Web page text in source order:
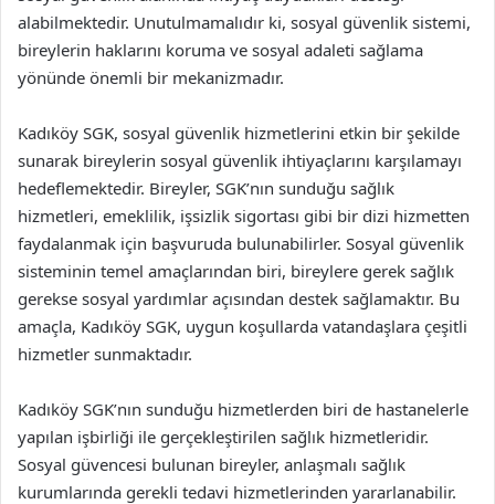
alabilmektedir. Unutulmamalıdır ki, sosyal güvenlik sistemi,
bireylerin haklarını koruma ve sosyal adaleti sağlama
yönünde önemli bir mekanizmadır.
Kadıköy SGK, sosyal güvenlik hizmetlerini etkin bir şekilde
sunarak bireylerin sosyal güvenlik ihtiyaçlarını karşılamayı
hedeflemektedir. Bireyler, SGK’nın sunduğu sağlık
hizmetleri, emeklilik, işsizlik sigortası gibi bir dizi hizmetten
faydalanmak için başvuruda bulunabilirler. Sosyal güvenlik
sisteminin temel amaçlarından biri, bireylere gerek sağlık
gerekse sosyal yardımlar açısından destek sağlamaktır. Bu
amaçla, Kadıköy SGK, uygun koşullarda vatandaşlara çeşitli
hizmetler sunmaktadır.
Kadıköy SGK’nın sunduğu hizmetlerden biri de hastanelerle
yapılan işbirliği ile gerçekleştirilen sağlık hizmetleridir.
Sosyal güvencesi bulunan bireyler, anlaşmalı sağlık
kurumlarında gerekli tedavi hizmetlerinden yararlanabilir.